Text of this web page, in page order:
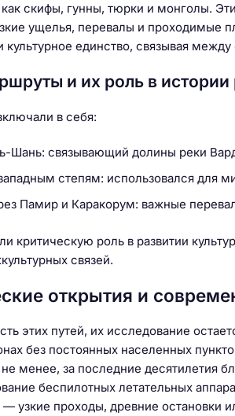
как скифы, гунны, тюрки и монголы.
ущелья, перевалы и проходимые
единство, связывая
и их роль в истории
в себя:
Шань: связывающий долины реки
степям: использовался для
Памир и Каракорум: важные
критическую роль в развитии
связей.
открытия и
этих путей, их исследование
без постоянных населенных
менее, за последние десятилетия
беспилотных летательных
узкие проходы, древние остановки